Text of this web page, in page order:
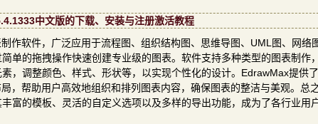
中文版的下载、安装与注册激活教程
作软件，广泛应用于流程图、组织结构图、思维导图、UML图、网络
单的拖拽操作快速创建专业级的图表。软件支持多种类型的图表制作
，调整颜色、样式、形状等，以实现个性化的设计。EdrawMax提供
，帮助用户高效地组织和排列图表内容，确保图表的整洁与美观。总
富的模板、灵活的自定义选项以及多样的导出功能，成为了各行业用